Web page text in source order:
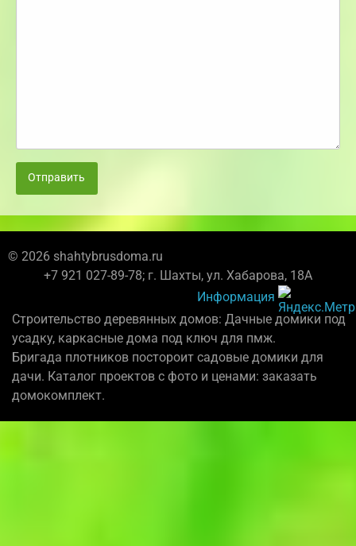
Отправить
© 2026 shahtybrusdoma.ru
+7 921 027-89-78; г. Шахты, ул. Хабарова, 18А
Информация
Строительство деревянных домов: Дачные домики под
усадку, каркасные дома под ключ для пмж.
Бригада плотников постороит садовые домики для
дачи. Каталог проектов с фото и ценами: заказать
домокомплект.